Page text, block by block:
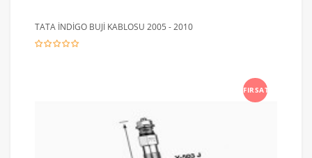
TATA İNDİGO BUJİ KABLOSU 2005 - 2010
FIRSAT